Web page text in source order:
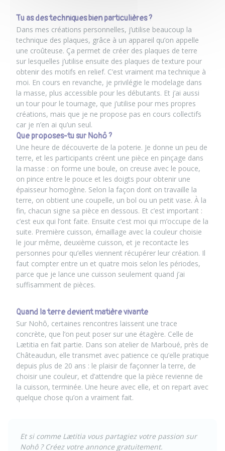
Tu as des techniques bien particulières ?
Dans mes créations personnelles, j’utilise beaucoup la
technique des plaques, grâce à un appareil qu’on appelle
une croûteuse. Ça permet de créer des plaques de terre
sur lesquelles j’utilise ensuite des plaques de texture pour
obtenir des motifs en relief. C’est vraiment ma technique à
moi. En cours en revanche, je privilégie le modelage dans
la masse, plus accessible pour les débutants. Et j’ai aussi
un tour pour le tournage, que j’utilise pour mes propres
créations, mais que je ne propose pas en cours collectifs
car je n’en ai qu’un seul.
Que proposes-tu sur Nohô ?
Une heure de découverte de la poterie. Je donne un peu de
terre, et les participants créent une pièce en pinçage dans
la masse : on forme une boule, on creuse avec le pouce,
on pince entre le pouce et les doigts pour obtenir une
épaisseur homogène. Selon la façon dont on travaille la
terre, on obtient une coupelle, un bol ou un petit vase. À la
fin, chacun signe sa pièce en dessous. Et c’est important :
c’est eux qui l’ont faite. Ensuite c’est moi qui m’occupe de la
suite. Première cuisson, émaillage avec la couleur choisie
le jour même, deuxième cuisson, et je recontacte les
personnes pour qu’elles viennent récupérer leur création. Il
faut compter entre un et quatre mois selon les périodes,
parce que je lance une cuisson seulement quand j’ai
suffisamment de pièces.
Quand la terre devient matière vivante
Sur Nohô, certaines rencontres laissent une trace
concrète, que l’on peut poser sur une étagère. Celle de
Lætitia en fait partie. Dans son atelier de Marboué, près de
Châteaudun, elle transmet avec patience ce qu’elle pratique
depuis plus de 20 ans : le plaisir de façonner la terre, de
choisir une couleur, et d’attendre que la pièce revienne de
la cuisson, terminée. Une heure avec elle, et on repart avec
quelque chose qu’on a vraiment fait.
Et si comme Lætitia vous partagiez votre passion sur
Nohô ? Créez votre annonce gratuitement.